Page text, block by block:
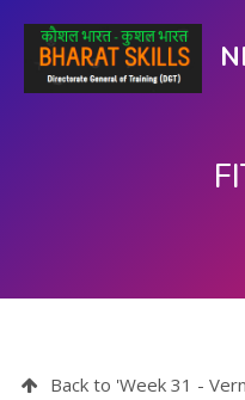
Back to 'Week 31 -